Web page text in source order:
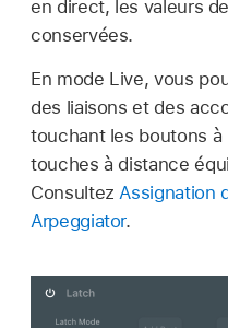
en direct, les valeurs
conservées.
En mode Live, vous
des liaisons et des
touchant les boutons à
touches à distance
Consultez Assignation
Arpeggiator.